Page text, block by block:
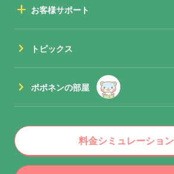
add お客様サポート
chevron_right トピックス
chevron_right ポポネンの部屋
料金シミュレーション